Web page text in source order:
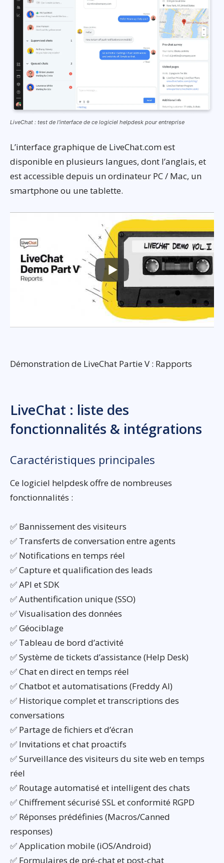
LiveChat : test de l’interface de ce logiciel helpdesk pour entreprise
L’interface graphique de LiveChat.com est
disponible en plusieurs langues, dont l’anglais, et
est accessible depuis un ordinateur PC / Mac, un
smartphone ou une tablette.
Démonstration de LiveChat Partie V : Rapports
LiveChat : liste des
fonctionnalités & intégrations
Caractéristiques principales
Ce logiciel helpdesk offre de nombreuses
fonctionnalités :
✅ Bannissement des visiteurs
✅ Transferts de conversation entre agents
✅ Notifications en temps réel
✅ Capture et qualification des leads
✅ API et SDK
✅ Authentification unique (SSO)
✅ Visualisation des données
✅ Géociblage
✅ Tableau de bord d’activité
✅ Système de tickets d’assistance (Help Desk)
✅ Chat en direct en temps réel
✅ Chatbot et automatisations (Freddy AI)
✅ Historique complet et transcriptions des
conversations
✅ Partage de fichiers et d’écran
✅ Invitations et chat proactifs
✅ Surveillance des visiteurs du site web en temps
réel
✅ Routage automatisé et intelligent des chats
✅ Chiffrement sécurisé SSL et conformité RGPD
✅ Réponses prédéfinies (Macros/Canned
responses)
✅ Application mobile (iOS/Android)
✅ Formulaires de pré-chat et post-chat